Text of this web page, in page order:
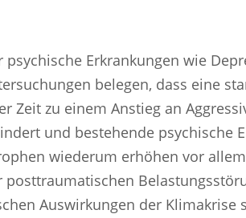
psychische Erkrankungen wie
belegen, dass eine
Zeit zu einem Anstieg an
und bestehende psychische
wiederum erhöhen vor
Auswirkungen der Klimakrise